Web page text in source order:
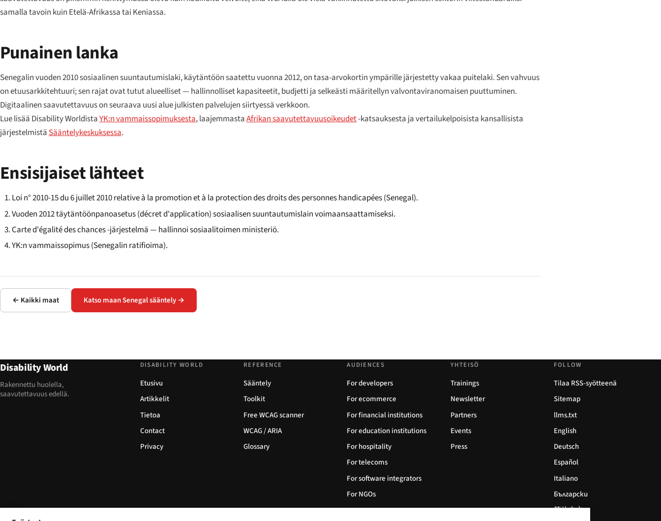
samalla tavoin kuin Etelä-Afrikassa tai Keniassa.
Punainen lanka
Senegalin vuoden 2010 sosiaalinen suuntautumislaki, käytäntöön saatettu vuonna 2012, on tasa-arvokortin ympärille järjestetty vakaa puitelaki. Sen vahvuus
on etuusarkkitehtuuri; sen rajat ovat tutut alueelliset — hallinnolliset kapasiteetit, budjetti ja selkeästi määritellyn valvontaviranomaisen puuttuminen.
Digitaalinen saavutettavuus on seuraava uusi alue julkisten palvelujen siirtyessä verkkoon.
Lue lisää Disability WorldistaYK:n vammaissopimuksesta, laajemmastaAfrikan saavutettavuusoikeudet-katsauksesta ja vertailukelpoisista kansallisista
järjestelmistäSääntelykeskuksessa.
Ensisijaiset lähteet
Loi n° 2010-15 du 6 juillet 2010 relative à la promotion et à la protection des droits des personnes handicapées (Senegal).
Vuoden 2012 täytäntöönpanoasetus (décret d'application) sosiaalisen suuntautumislain voimaansaattamiseksi.
Carte d'égalité des chances -järjestelmä — hallinnoi sosiaalitoimen ministeriö.
YK:n vammaissopimus (Senegalin ratifioima).
← Kaikki maat Katso maan Senegal sääntely →
Disability World
Rakennettu huolella,
saavutettavuus edellä.
DISABILITY WORLD
Etusivu
Artikkelit
Tietoa
Contact
Privacy
REFERENCE
Sääntely
Toolkit
Free WCAG scanner
WCAG / ARIA
Glossary
AUDIENCES
For developers
For ecommerce
For financial institutions
For education institutions
For hospitality
For telecoms
For software integrators
For NGOs
YHTEISÖ
Trainings
Newsletter
Partners
Events
Press
FOLLOW
Tilaa RSS-syötteenä
Sitemap
llms.txt
English
Deutsch
Español
Italiano
Български
简体中文